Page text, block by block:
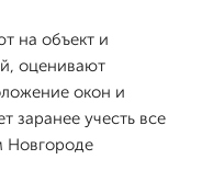
на объект и
оценивают
окон и
заранее учесть все
Новгороде